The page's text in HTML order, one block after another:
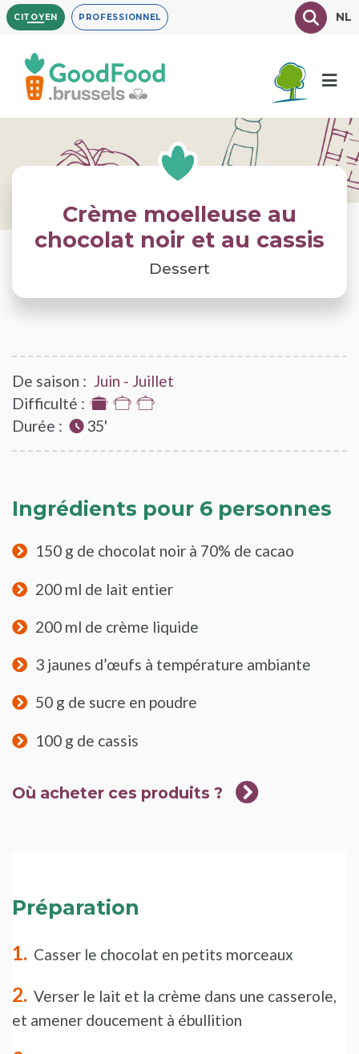
Aller
au
contenu
principal
CITOYEN PROFESSIONNEL TexteNL
Crème moelleuse au
chocolat noir et au cassis
Dessert
De saison : Juin - Juillet
Difficulté : 1
sur
3
Durée : 35'
Ingrédients pour 6 personnes
150 g de chocolat noir à 70% de cacao
200 ml de lait entier
200 ml de crème liquide
3 jaunes d’œufs à température ambiante
50 g de sucre en poudre
100 g de cassis
Où acheter ces produits ?
Préparation
Casser le chocolat en petits morceaux
Verser le lait et la crème dans une casserole,
et amener doucement à ébullition